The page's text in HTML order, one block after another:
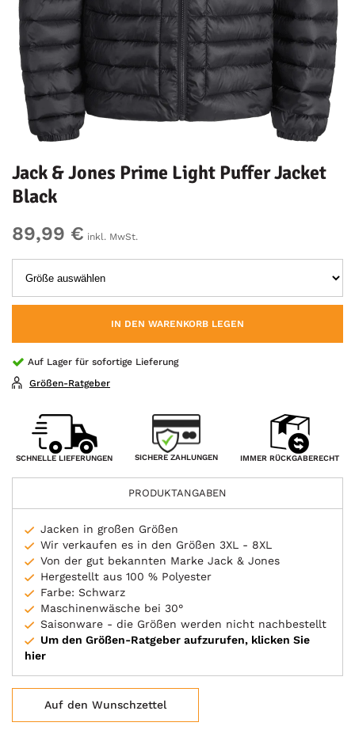
Jack & Jones Prime Light Puffer Jacket
Black
89,99 € inkl. MwSt.
IN DEN WARENKORB LEGEN
Auf Lager für sofortige Lieferung
Größen-Ratgeber
SCHNELLE LIEFERUNGEN SICHERE ZAHLUNGEN IMMER RÜCKGABERECHT
PRODUKTANGABEN
Jacken in großen Größen
Wir verkaufen es in den Größen 3XL - 8XL
Von der gut bekannten Marke Jack & Jones
Hergestellt aus 100 % Polyester
Farbe: Schwarz
Maschinenwäsche bei 30°
Saisonware - die Größen werden nicht nachbestellt
Um den Größen-Ratgeber aufzurufen, klicken Sie
hier
Auf den Wunschzettel